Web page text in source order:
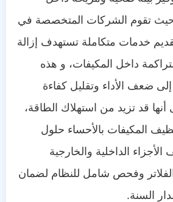
حيث تقوم الشركات المتخصصة في
خدمات متكاملة تستهدف إزالة
داخل المكيفات، و هذه
ضعف الأداء وتقليل كفاءة
أنها قد تزيد من استهلاك الطاقة،
المكيفات بالأحساء حلول
الداخلية والخارجية
وفحص شامل للنظام لضمان
السنة.